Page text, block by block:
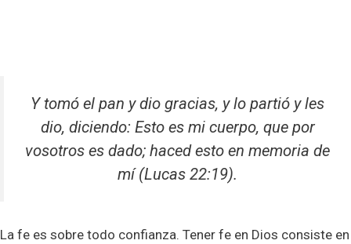
Y tomó el pan y dio gracias, y lo partió y les
dio, diciendo: Esto es mi cuerpo, que por
vosotros es dado; haced esto en memoria de
mí(Lucas 22:19).
La fe es sobre todo confianza. Tener fe en Dios consiste en